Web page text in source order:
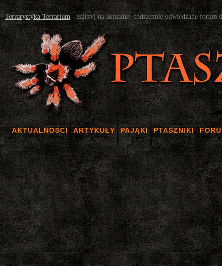
Terrarystyka Terrarium - zajrzyj na aktualne, codziennie odwiedzane forum
AKTUALNOŚCI ARTYKUŁY PAJĄKI PTASZNIKI